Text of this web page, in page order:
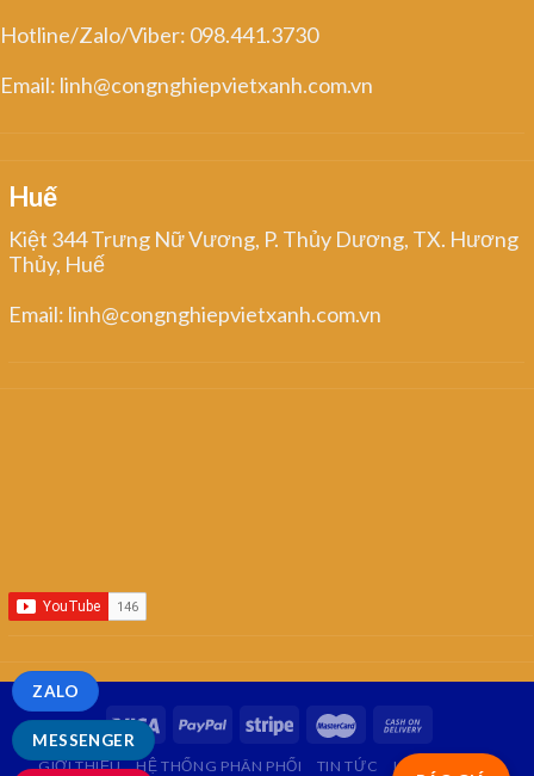
Hotline/Zalo/Viber: 098.441.3730
Email: linh@congnghiepvietxanh.com.vn
Huế
Kiệt 344 Trưng Nữ Vương, P. Thủy Dương, TX. Hương
Thủy, Huế
Email: linh@congnghiepvietxanh.com.vn
GIỚI THIỆU HỆ THỐNG PHÂN PHỐI TIN TỨC LIÊN HỆ
MESSENGER
ZALO